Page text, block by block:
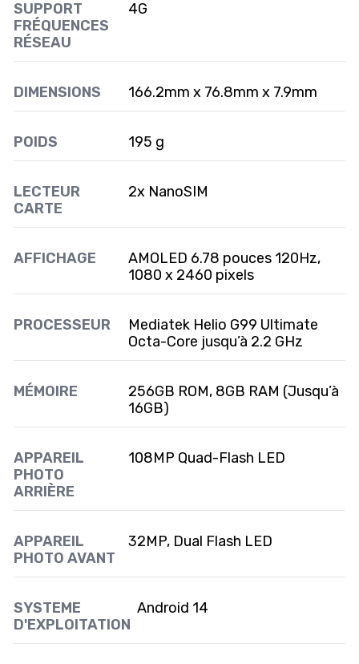
SUPPORT
FRÉQUENCES
RÉSEAU
4G
DIMENSIONS 166.2mm x 76.8mm x 7.9mm
POIDS 195 g
LECTEUR
CARTE
2x NanoSIM
AFFICHAGE
AMOLED 6.78 pouces 120Hz,
1080 x 2460 pixels
PROCESSEUR
Mediatek Helio G99 Ultimate
Octa-Core jusqu’à 2.2 GHz
MÉMOIRE
256GB ROM, 8GB RAM (Jusqu’à
16GB)
APPAREIL
PHOTO
ARRIÈRE
108MP Quad-Flash LED
APPAREIL
PHOTO AVANT
32MP, Dual Flash LED
SYSTEME
D'EXPLOITATION
Android 14